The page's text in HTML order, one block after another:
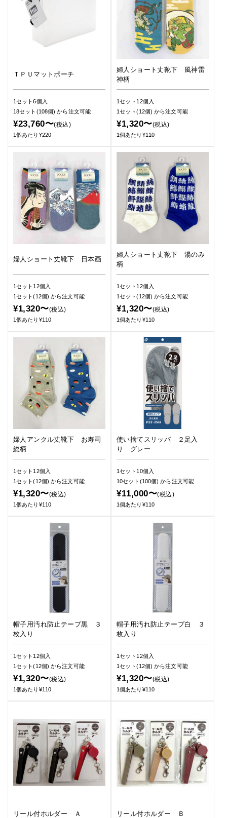
ＴＰＵマットポーチ
1セット6個入
18セット(108個)から注文可能
¥23,760〜(税込)
1個あたり¥220
婦人ショート丈靴下 風神雷
神柄
1セット12個入
1セット(12個)から注文可能
¥1,320〜(税込)
1個あたり¥110
婦人ショート丈靴下 日本画
1セット12個入
1セット(12個)から注文可能
¥1,320〜(税込)
1個あたり¥110
婦人ショート丈靴下 湯のみ
柄
1セット12個入
1セット(12個)から注文可能
¥1,320〜(税込)
1個あたり¥110
婦人アンクル丈靴下 お寿司
総柄
1セット12個入
1セット(12個)から注文可能
¥1,320〜(税込)
1個あたり¥110
使い捨てスリッパ ２足入
り グレー
1セット10個入
10セット(100個)から注文可能
¥11,000〜(税込)
1個あたり¥110
帽子用汚れ防止テープ黒 ３
枚入り
1セット12個入
1セット(12個)から注文可能
¥1,320〜(税込)
1個あたり¥110
帽子用汚れ防止テープ白 ３
枚入り
1セット12個入
1セット(12個)から注文可能
¥1,320〜(税込)
1個あたり¥110
リール付ホルダー Ａ リール付ホルダー Ｂ